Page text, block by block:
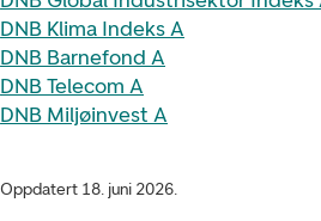
DNB Klima Indeks A
DNB Barnefond A
DNB Telecom A
DNB Miljøinvest A
Oppdatert 18. juni 2026.